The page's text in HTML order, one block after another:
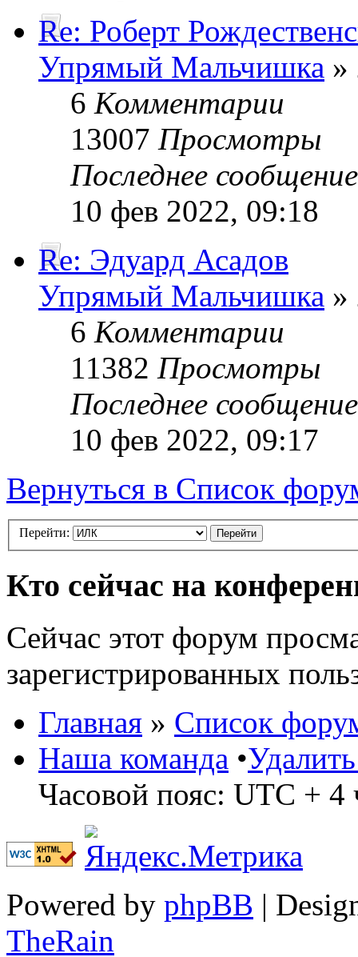
Re: Роберт
Упрямый Мальчишка »
6 Комментарии
13007 Просмотры
Последнее
10 фев 2022, 09:18
Re: Эдуард Асадов
Упрямый Мальчишка »
6 Комментарии
11382 Просмотры
Последнее
10 фев 2022, 09:17
Вернуться в Список
Перейти:
Кто сейчас на
Сейчас этот форум
зарегистрированных
Главная » Список
Наша команда •
Часовой пояс: UTC + 4
Powered by phpBB |
TheRain